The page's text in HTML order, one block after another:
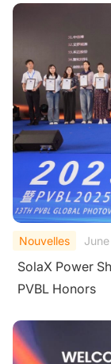
Nouvelles
SolaX Power
PVBL Honors